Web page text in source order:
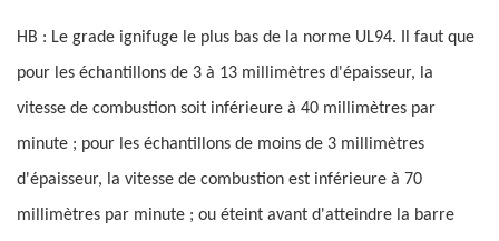
HB : Le grade ignifuge le plus bas de la norme UL94. Il faut que
pour les échantillons de 3 à 13 millimètres d'épaisseur, la
vitesse de combustion soit inférieure à 40 millimètres par
minute ; pour les échantillons de moins de 3 millimètres
d'épaisseur, la vitesse de combustion est inférieure à 70
millimètres par minute ; ou éteint avant d'atteindre la barre